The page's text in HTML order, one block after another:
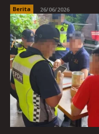
Berita 26/06/2026